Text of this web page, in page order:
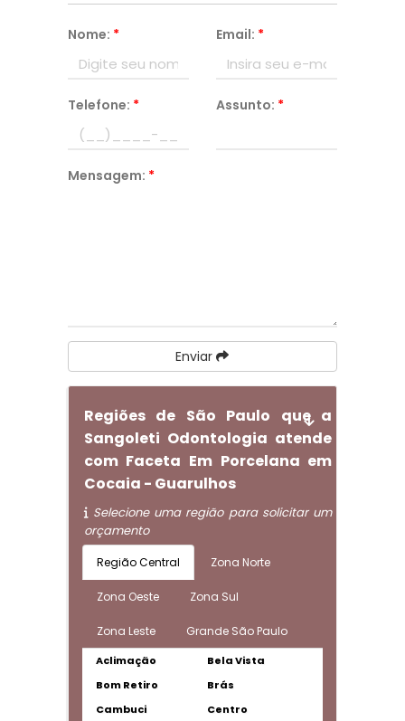
Nome: * Email: *
Telefone: * Assunto: *
Mensagem: *
Enviar
Regiões de São Paulo que a
Sangoleti Odontologia atende
com Faceta Em Porcelana em
Cocaia - Guarulhos
Selecione uma região para solicitar um
orçamento
Região Central Zona Norte
Zona Oeste Zona Sul
Zona Leste Grande São Paulo
Aclimação
Bela Vista
Bom Retiro
Brás
Cambuci
Centro